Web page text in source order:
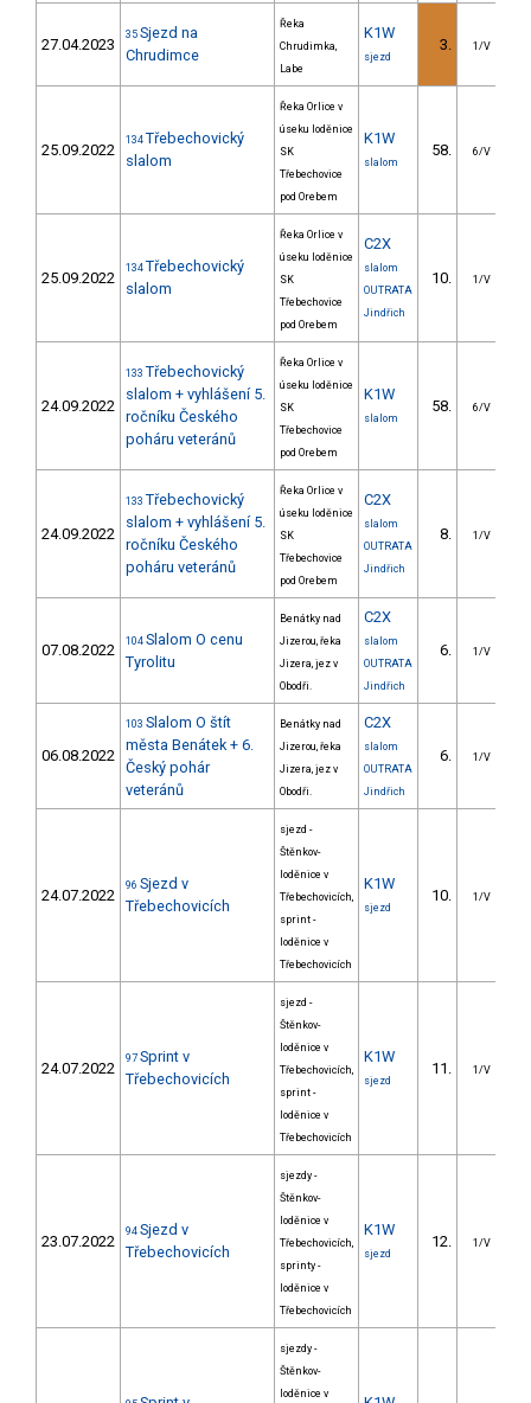
27.04.2023
35 Sjezd na
Chrudimce
Řeka
Chrudimka,
Labe
K1W
sjezd
3. 1/V
25.09.2022
134 Třebechovický
slalom
Řeka Orlice v
úseku loděnice
SK
Třebechovice
pod Orebem
K1W
slalom
58. 6/V
25.09.2022
134 Třebechovický
slalom
Řeka Orlice v
úseku loděnice
SK
Třebechovice
pod Orebem
C2X
slalom
OUTRATA
Jindřich
10. 1/V
24.09.2022
133 Třebechovický
slalom + vyhlášení 5.
ročníku Českého
poháru veteránů
Řeka Orlice v
úseku loděnice
SK
Třebechovice
pod Orebem
K1W
slalom
58. 6/V
24.09.2022
133 Třebechovický
slalom + vyhlášení 5.
ročníku Českého
poháru veteránů
Řeka Orlice v
úseku loděnice
SK
Třebechovice
pod Orebem
C2X
slalom
OUTRATA
Jindřich
8. 1/V
07.08.2022 104 Slalom O cenu
Tyrolitu
Benátky nad
Jizerou, řeka
Jizera, jez v
Obodři.
C2X
slalom
OUTRATA
Jindřich
6. 1/V
06.08.2022
103 Slalom O štít
města Benátek + 6.
Český pohár
veteránů
Benátky nad
Jizerou, řeka
Jizera, jez v
Obodři.
C2X
slalom
OUTRATA
Jindřich
6. 1/V
24.07.2022
96 Sjezd v
Třebechovicích
sjezd -
Štěnkov-
loděnice v
Třebechovicích,
sprint -
loděnice v
Třebechovicích
K1W
sjezd
10. 1/V
24.07.2022
97 Sprint v
Třebechovicích
sjezd -
Štěnkov-
loděnice v
Třebechovicích,
sprint -
loděnice v
Třebechovicích
K1W
sjezd
11. 1/V
23.07.2022
94 Sjezd v
Třebechovicích
sjezdy -
Štěnkov-
loděnice v
Třebechovicích,
sprinty -
loděnice v
Třebechovicích
K1W
sjezd
12. 1/V
sjezdy -
Štěnkov-
loděnice v